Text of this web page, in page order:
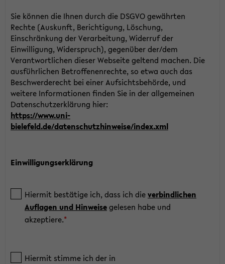
Sie können die Ihnen durch die DSGVO gewährten
Rechte (Auskunft, Berichtigung, Löschung,
Einschränkung der Verarbeitung, Widerruf der
Einwilligung, Widerspruch), gegenüber der/dem
Verantwortlichen dieser Webseite geltend machen. Die
ausführlichen Betroffenenrechte, so etwa auch das
Beschwerderecht bei einer Aufsichtsbehörde, und
weitere Informationen finden Sie in der allgemeinen
Datenschutzerklärung hier:
https://www.uni-
bielefeld.de/datenschutzhinweise/index.xml
Einwilligungserklärung
Hiermit bestätige ich, dass ich dieverbindlichen
Auflagen und Hinweisegelesen habe und
akzeptiere.*
Hiermit stimme ich der in